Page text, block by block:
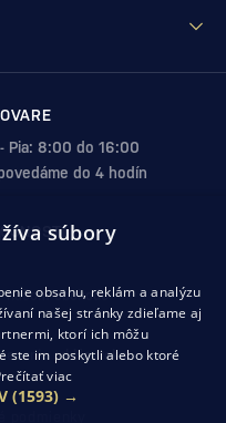
Pia: 8:00 do 16:00
do 4 hodín
našom obchode
od Heureka
súbory
obsahu, reklám a analýzu
našej stránky zdieľame aj
ktorí ich môžu
ste im poskytli alebo ktoré
viac
(1593) →